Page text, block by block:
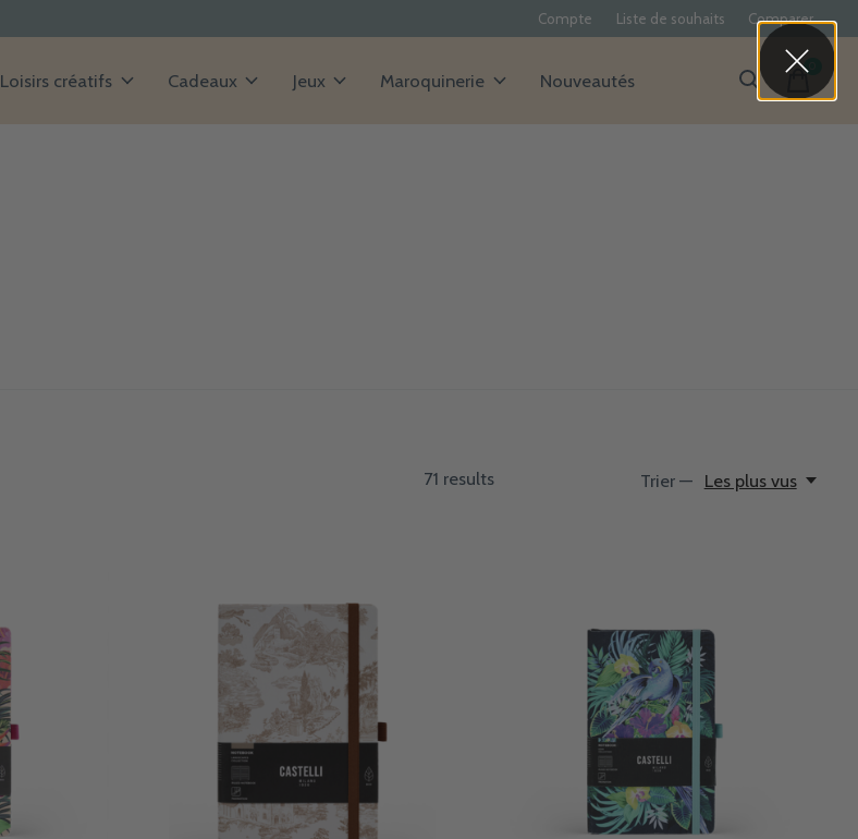
Compte Liste de souhaits Comparer
Loisirs créatifs Cadeaux Jeux Maroquinerie Nouveautés items
71 results Trier — Les plus vus